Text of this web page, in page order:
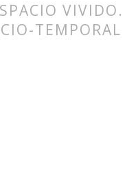
VIVIDO.
TEMPORAL